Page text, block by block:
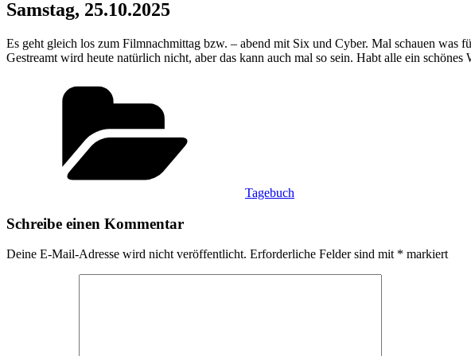
Samstag, 25.10.2025
Es geht gleich los zum Filmnachmittag bzw. – abend mit Six und Cyber. Mal schauen was
Gestreamt wird heute natürlich nicht, aber das kann auch mal so sein. Habt alle ein schönes
Tagebuch
Schreibe einen Kommentar
Deine E-Mail-Adresse wird nicht veröffentlicht. Erforderliche Felder sind mit * markiert